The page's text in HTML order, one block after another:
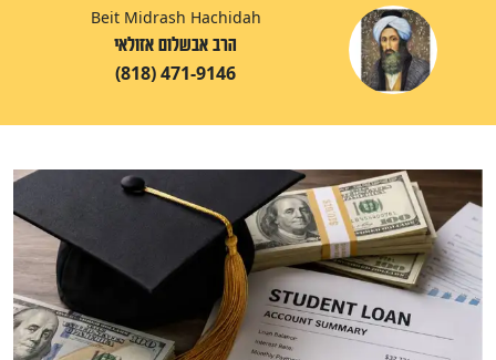
Beit Midrash Hachidah
הרב אבשלום אזולאי
(818) 471-9146